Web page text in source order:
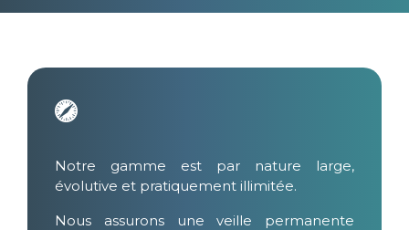
Notre gamme est par nature large,
évolutive et pratiquement illimitée.
Nous assurons une veille permanente